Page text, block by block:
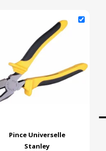
Pince Universelle
Stanley